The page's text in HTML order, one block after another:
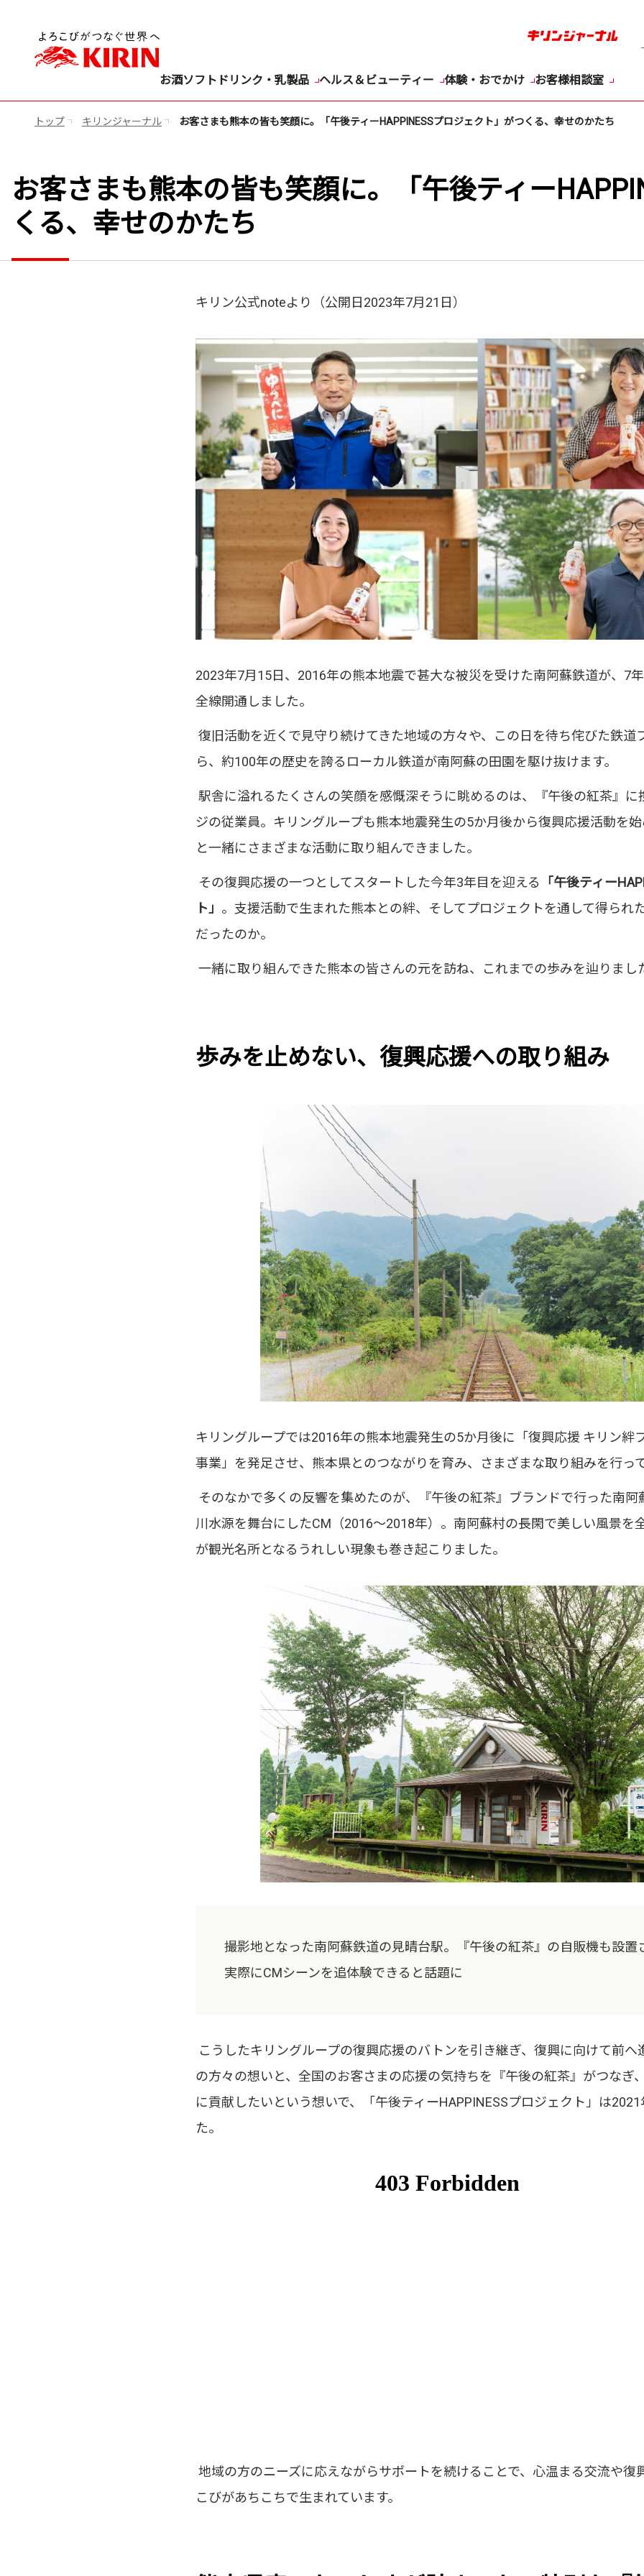
お酒ソフトドリンク・乳製品 ヘルス＆ビューティー 体験・おでかけ お客様相談室
トップ キリンジャーナル お客さまも熊本の皆も笑顔に。「午後ティーHAPPINESSプロジェクト」がつくる、幸せのかたち
お客さまも熊本の皆も笑顔に。「午後ティー
くる、幸せのかたち
キリン公式noteより（公開日2023年7月21日）
2023年7月15日、2016年の熊本地震で甚大な被災を受けた南阿蘇鉄道が、7
全線開通しました。
復旧活動を近くで見守り続けてきた地域の方々や、この日を待ち侘びた鉄道
ら、約100年の歴史を誇るローカル鉄道が南阿蘇の田園を駆け抜けます。
駅舎に溢れるたくさんの笑顔を感慨深そうに眺めるのは、『午後の紅茶』に
ジの従業員。キリングループも熊本地震発生の5か月後から復興応援活動を
と一緒にさまざまな活動に取り組んできました。
その復興応援の一つとしてスタートした今年3年目を迎える
「午後ティー
ト」 。支援活動で生まれた熊本との絆、そしてプロジェクトを通して得られ
だったのか。
一緒に取り組んできた熊本の皆さんの元を訪ね、これまでの歩みを辿りまし
歩みを止めない、復興応援への取り組み
キリングループでは2016年の熊本地震発生の5か月後に「復興応援 キリン絆
事業」を発足させ、熊本県とのつながりを育み、さまざまな取り組みを行っ
そのなかで多くの反響を集めたのが、『午後の紅茶』ブランドで行った南
川水源を舞台にしたCM（2016〜2018年）。南阿蘇村の長閑で美しい風景を
が観光名所となるうれしい現象も巻き起こりました。
撮影地となった南阿蘇鉄道の見晴台駅。『午後の紅茶』の自販機も設置
実際にCMシーンを追体験できると話題に
こうしたキリングループの復興応援のバトンを引き継ぎ、復興に向けて前へ
の方々の想いと、全国のお客さまの応援の気持ちを『午後の紅茶』がつなぎ
に貢献したいという想いで、「午後ティーHAPPINESSプロジェクト」は
た。
地域の方のニーズに応えながらサポートを続けることで、心温まる交流や復
こびがあちこちで生まれています。